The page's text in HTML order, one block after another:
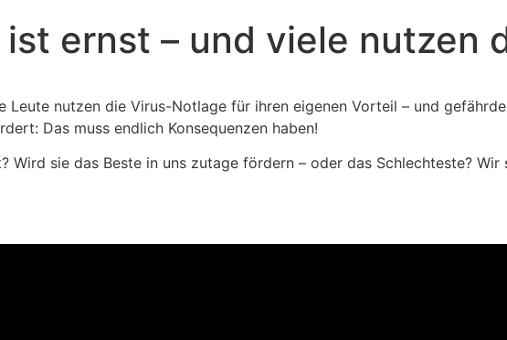
ernst – und viele nutzen
Leute nutzen die Virus-Notlage für ihren eigenen Vorteil – und
Das muss endlich Konsequenzen haben!
Wird sie das Beste in uns zutage fördern – oder das Schlechteste? Wir